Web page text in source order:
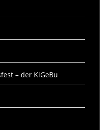
– der KiGeBu